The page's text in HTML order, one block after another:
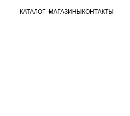
КАТАЛОГ МАГАЗИНЫ КОНТАКТЫ